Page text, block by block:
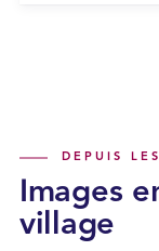
DEPUIS
Images
village